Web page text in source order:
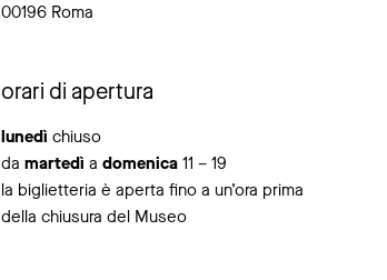
00196 Roma
orari di apertura
lunedì chiuso
da martedì a domenica11 – 19
la biglietteria è aperta fino a un’ora prima
della chiusura del Museo